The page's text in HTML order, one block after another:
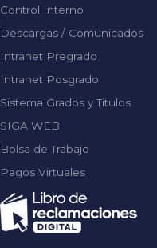
Control Interno
Descargas / Comunicados
Intranet Pregrado
Intranet Posgrado
Sistema Grados y Titulos
SIGA WEB
Bolsa de Trabajo
Pagos Virtuales